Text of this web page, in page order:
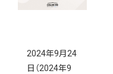
2024年9月24
日 （2024年9